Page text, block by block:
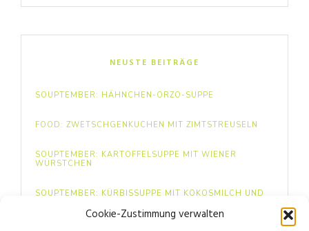
Cookie-Zustimmung verwalten
NEUSTE BEITRÄGE
SOUPTEMBER: HÄHNCHEN-ORZO-SUPPE
FOOD: ZWETSCHGENKUCHEN MIT ZIMTSTREUSELN
SOUPTEMBER: KARTOFFELSUPPE MIT WIENER
WÜRSTCHEN
SOUPTEMBER: KÜRBISSUPPE MIT KOKOSMILCH UND